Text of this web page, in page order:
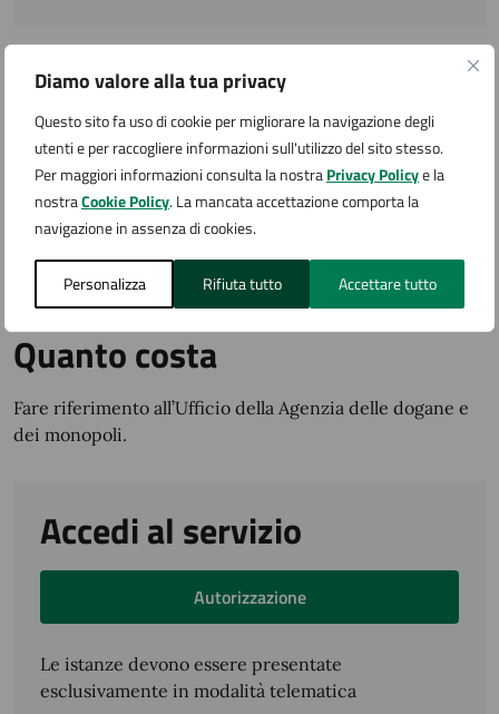
Diamo valore alla tua privacy
Questo sito fa uso di cookie per migliorare la navigazione degli
utenti e per raccogliere informazioni sull'utilizzo del sito stesso.
Per maggiori informazioni consulta la nostraPrivacy Policye la
nostraCookie Policy. La mancata accettazione comporta la
navigazione in assenza di cookies.
Personalizza Rifiuta tutto Accettare tutto
Cosa si ottiene
Autorizzazione
Tempi e scadenze
I termini del procedimento sono stabiliti dalla normativa
vigente.
Quanto costa
Fare riferimento all’Ufficio della Agenzia delle dogane e
dei monopoli.
Accedi al servizio
Autorizzazione
Le istanze devono essere presentate
esclusivamente in modalità telematica